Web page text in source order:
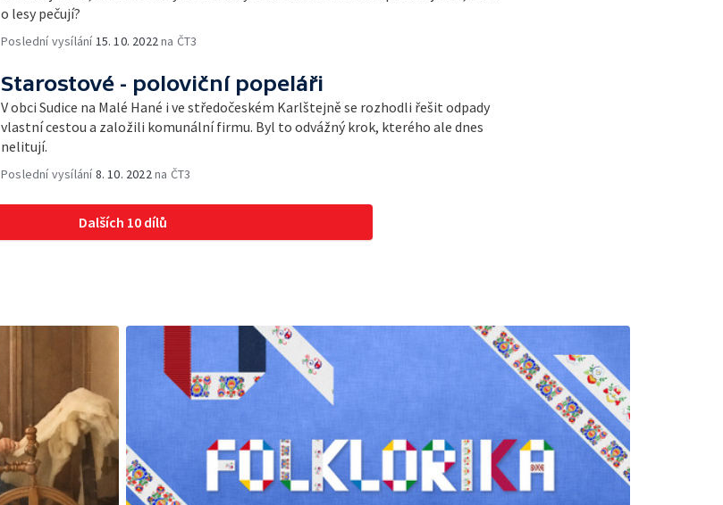
o lesy pečují?
Poslední vysílání 15. 10. 2022 na ČT3
Starostové - poloviční popeláři
V obci Sudice na Malé Hané i ve středočeském Karlštejně se rozhodli řešit odpady
vlastní cestou a založili komunální firmu. Byl to odvážný krok, kterého ale dnes
nelitují.
Poslední vysílání8. 10. 2022 na ČT3
Dalších 10 dílů